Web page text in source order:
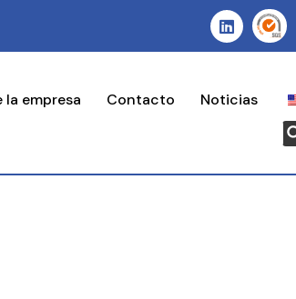
la empresa Contacto Noticias